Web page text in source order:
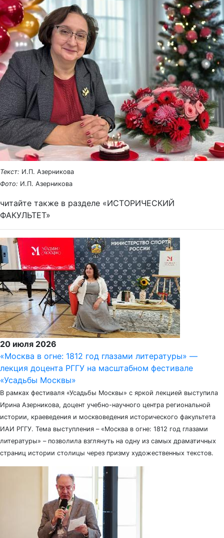
Текст: И.П. Азерникова
Фото: И.П. Азерникова
читайте также в разделе «ИСТОРИЧЕСКИЙ
ФАКУЛЬТЕТ»
20 июля 2026
«Москва в огне: 1812 год глазами литературы» —
лекция доцента РГГУ на масштабном фестивале
«Усадьбы Москвы»
В рамках фестиваля «Усадьбы Москвы» с яркой лекцией выступила
Ирина Азерникова, доцент учебно-научного центра региональной
истории, краеведения и москвоведения исторического факультета
ИАИ РГГУ. Тема выступления – «Москва в огне: 1812 год глазами
литературы» – позволила взглянуть на одну из самых драматичных
страниц истории столицы через призму художественных текстов.